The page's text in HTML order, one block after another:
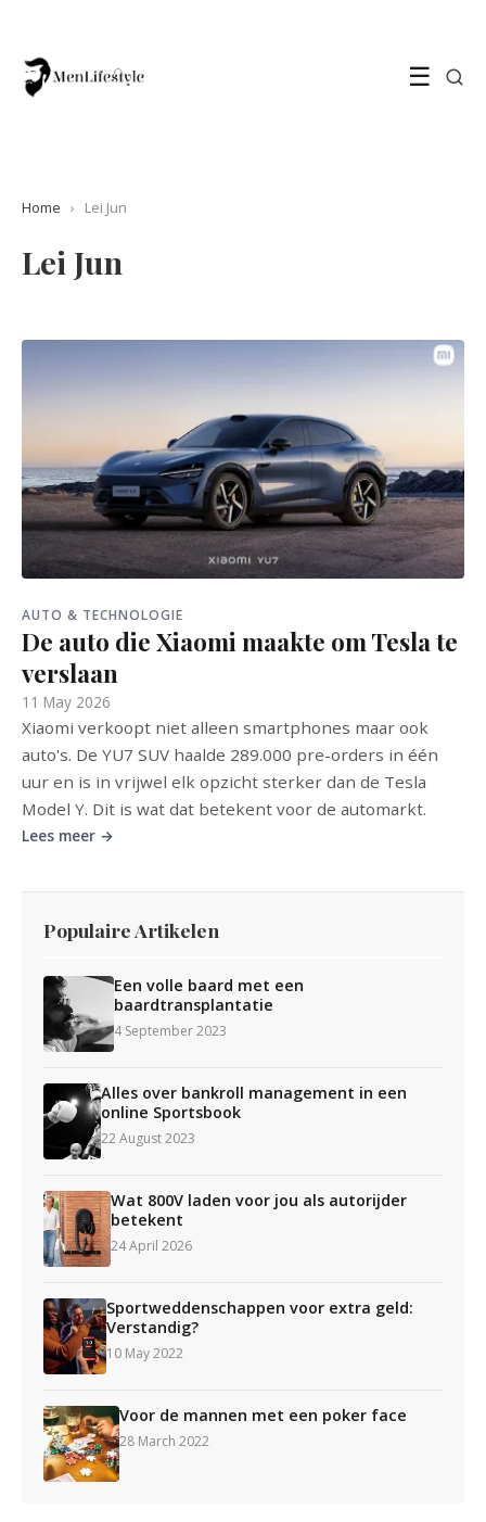
☰
Home › Lei Jun
Lei Jun
AUTO & TECHNOLOGIE
De auto die Xiaomi maakte om Tesla te
verslaan
11 May 2026
Xiaomi verkoopt niet alleen smartphones maar ook
auto's. De YU7 SUV haalde 289.000 pre-orders in één
uur en is in vrijwel elk opzicht sterker dan de Tesla
Model Y. Dit is wat dat betekent voor de automarkt.
Lees meer →
Populaire Artikelen
Een volle baard met een
baardtransplantatie
4 September 2023
Alles over bankroll management in een
online Sportsbook
22 August 2023
Wat 800V laden voor jou als autorijder
betekent
24 April 2026
Sportweddenschappen voor extra geld:
Verstandig?
10 May 2022
Voor de mannen met een poker face
28 March 2022